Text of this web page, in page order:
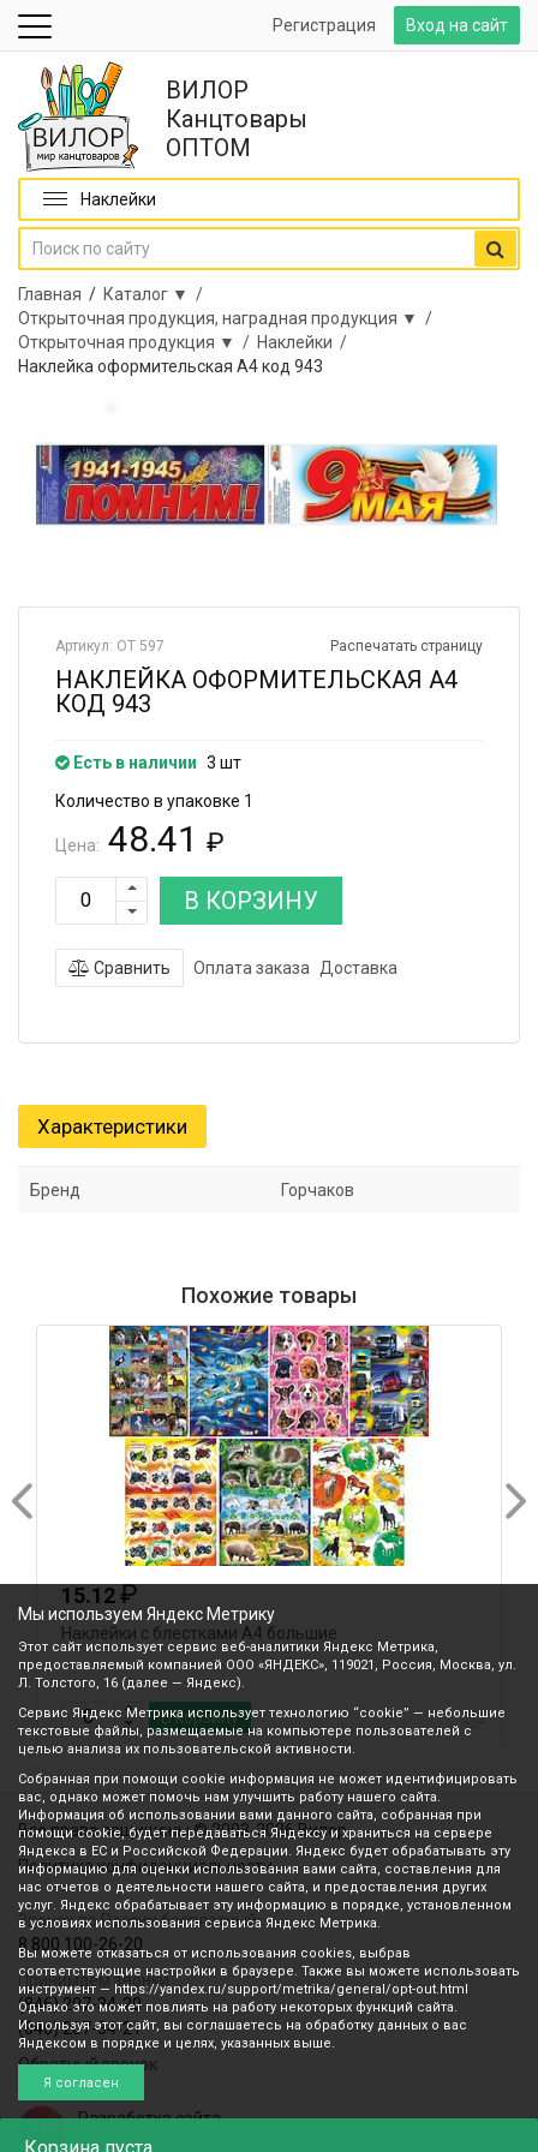
Вход на сайт
Регистрация
ВИЛОР
Канцтовары
ОПТОМ
Наклейки
Главная / Каталог ▼ /
Открыточная продукция, наградная продукция ▼ /
Открыточная продукция ▼ / Наклейки /
Наклейка оформительская А4 код 943
Распечатать страницу
Артикул: ОТ 597
НАКЛЕЙКА ОФОРМИТЕЛЬСКАЯ А4
КОД 943
Есть в наличии 3 шт
Количество в упаковке 1
Цена: 48.41 ₽
В КОРЗИНУ
Сравнить Оплата заказа Доставка
Характеристики
Бренд Горчаков
Похожие товары
₽
с блестками А4 большие
В корзину
₽
Все права защищены © 2003-2026 Вилор
Политика конфиденциальности
Звонок по России бесплатный
8 800 100-26-20
Принимаем звонки
(846) 207-34-20
(846) 207-34-21
Обратный звонок
Разработка сайта
mediaidea
Мы используем Яндекс Метрику
Этот сайт использует сервис веб-аналитики Яндекс Метрика,
предоставляемый компанией ООО «ЯНДЕКС», 119021, Россия, Москва, ул.
Л. Толстого, 16 (далее — Яндекс).
Сервис Яндекс Метрика использует технологию “cookie” — небольшие
текстовые файлы, размещаемые на компьютере пользователей с
целью анализа их пользовательской активности.
Собранная при помощи cookie информация не может идентифицировать
вас, однако может помочь нам улучшить работу нашего сайта.
Информация об использовании вами данного сайта, собранная при
помощи cookie, будет передаваться Яндексу и храниться на сервере
Яндекса в ЕС и Российской Федерации. Яндекс будет обрабатывать эту
информацию для оценки использования вами сайта, составления для
нас отчетов о деятельности нашего сайта, и предоставления других
услуг. Яндекс обрабатывает эту информацию в порядке, установленном
в условиях использования сервиса Яндекс Метрика.
Вы можете отказаться от использования cookies, выбрав
соответствующие настройки в браузере. Также вы можете использовать
инструмент — https://yandex.ru/support/metrika/general/opt-out.html
Однако это может повлиять на работу некоторых функций сайта.
Используя этот сайт, вы соглашаетесь на обработку данных о вас
Яндексом в порядке и целях, указанных выше.
Я согласен